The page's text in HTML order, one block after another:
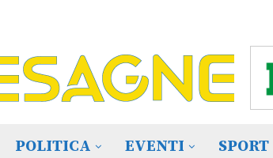
POLITICA EVENTI SPORT